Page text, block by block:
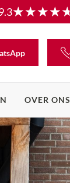
OVER ONS